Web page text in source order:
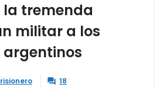
la tremenda
militar a los
argentinos
 18